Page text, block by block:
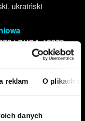
reklam O plikach
danych
ukraiński
i CUSA-18279
Włochy,
San Marino,
Zelandia
niemiecki,